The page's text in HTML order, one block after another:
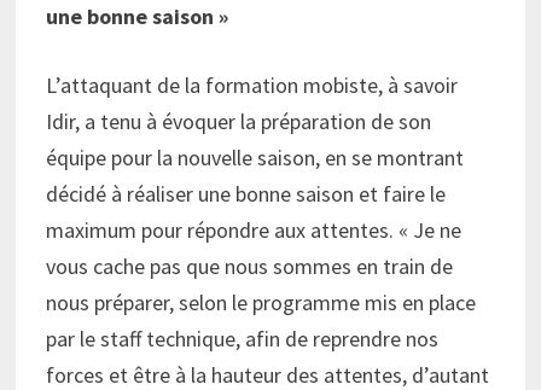
une bonne saison »
L’attaquant de la formation mobiste, à savoir
Idir, a tenu à évoquer la préparation de son
équipe pour la nouvelle saison, en se montrant
décidé à réaliser une bonne saison et faire le
maximum pour répondre aux attentes. « Je ne
vous cache pas que nous sommes en train de
nous préparer, selon le programme mis en place
par le staff technique, afin de reprendre nos
forces et être à la hauteur des attentes, d’autant